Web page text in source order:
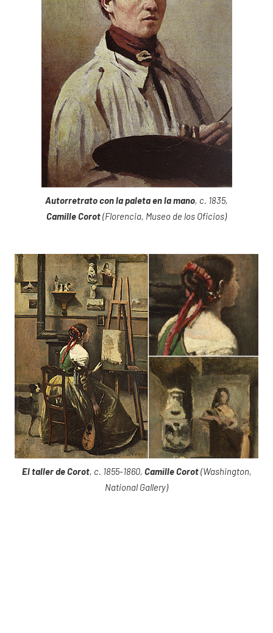
Autorretrato con la paleta en la mano, c. 1835,
Camille Corot(Florencia, Museo de los Oficios)
El taller de Corot, c. 1855-1860, Camille Corot(Washington,
National Gallery)